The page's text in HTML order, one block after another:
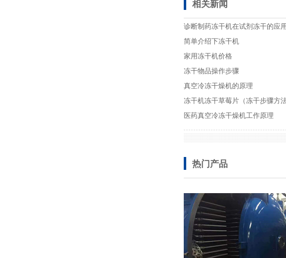
相关新闻
诊断制药冻干机在试剂冻干的应
简单介绍下冻干机
家用冻干机价格
冻干物品操作步骤
真空冷冻干燥机的原理
冻干机冻干草莓片（冻干步骤方法
医药真空冷冻干燥机工作原理
热门产品